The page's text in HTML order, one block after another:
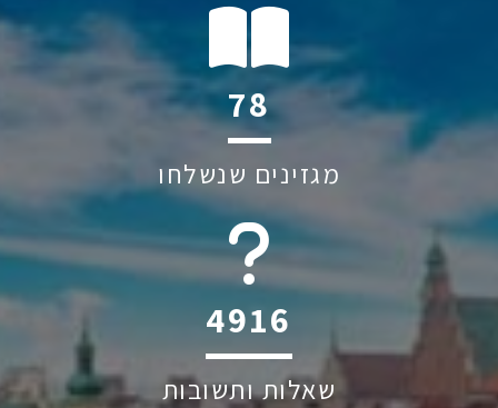
114
מגזינים שנשלחו
6045
שאלות ותשובות